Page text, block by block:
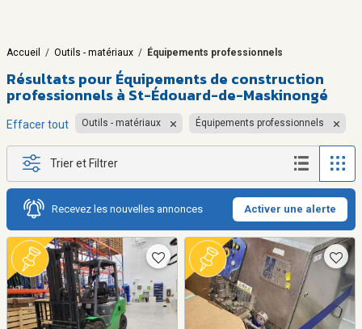
Accueil / Outils - matériaux / Équipements professionnels
Résultats pour Équipements de construction
professionnels à St-Édouard-de-Maskinongé
Effacer tout Outils - matériaux Équipements professionnels
Trier et Filtrer
Recevez les nouvelles annonces Activer une alerte